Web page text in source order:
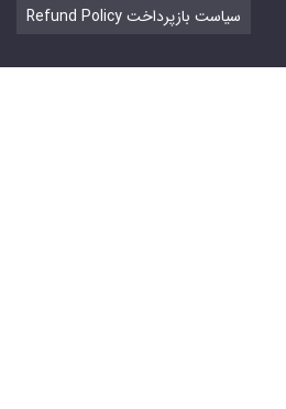
Refund Policy سیاست بازپرداخت